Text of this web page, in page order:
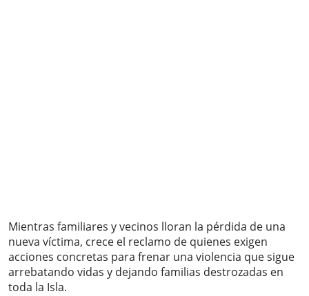
Mientras familiares y vecinos lloran la pérdida de una
nueva víctima, crece el reclamo de quienes exigen
acciones concretas para frenar una violencia que sigue
arrebatando vidas y dejando familias destrozadas en
toda la Isla.